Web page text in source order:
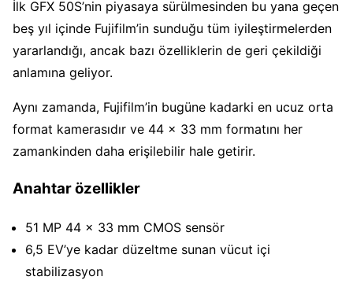
İlk GFX 50S’nin piyasaya sürülmesinden bu yana geçen
beş yıl içinde Fujifilm’in sunduğu tüm iyileştirmelerden
yararlandığı, ancak bazı özelliklerin de geri çekildiği
anlamına geliyor.
Aynı zamanda, Fujifilm’in bugüne kadarki en ucuz orta
format kamerasıdır ve 44 x 33 mm formatını her
zamankinden daha erişilebilir hale getirir.
Anahtar özellikler
51 MP 44 x 33 mm CMOS sensör
6,5 EV’ye kadar düzeltme sunan vücut içi
stabilizasyon